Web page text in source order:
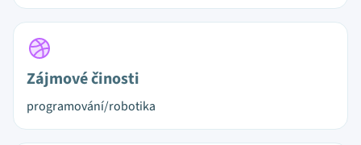
Zájmové činosti
programování/robotika